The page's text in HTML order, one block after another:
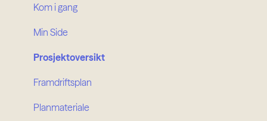
Kom i gang
Min Side
Prosjektoversikt
Framdriftsplan
Planmateriale